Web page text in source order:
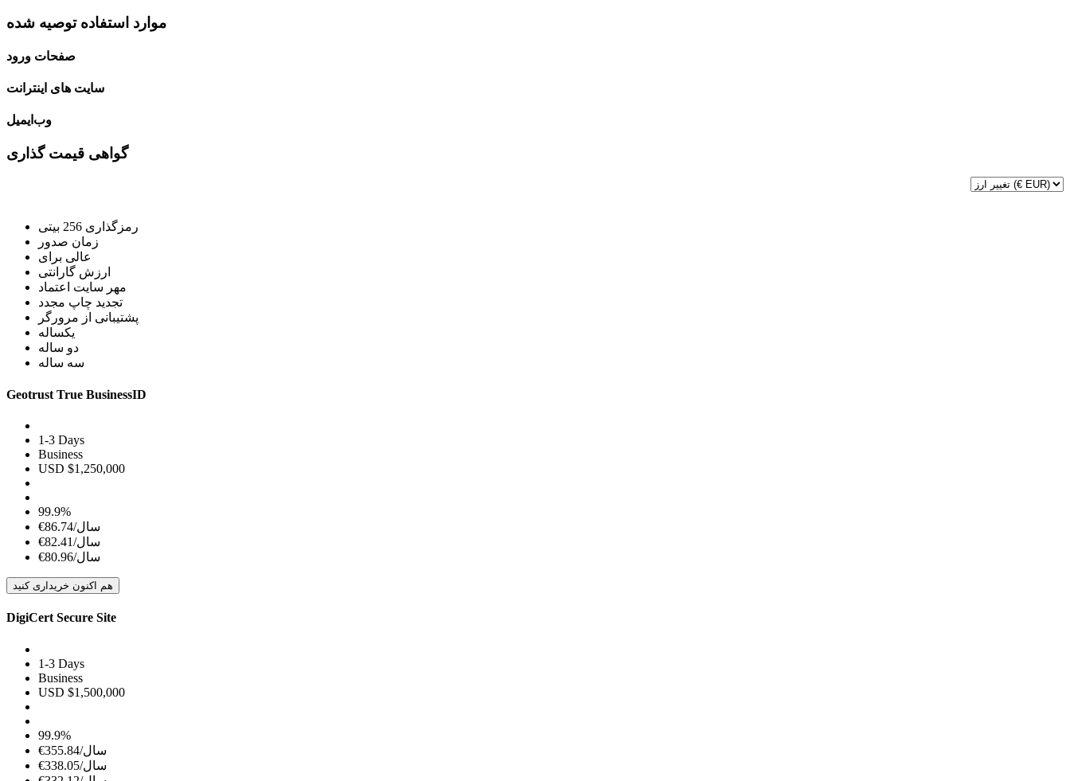
موارد استفاده توصیه شده
صفحات ورود
سایت های اینترانت
وب‌ایمیل
گواهی قیمت گذاری
رمزگذاری 256 بیتی
زمان صدور
عالی برای
ارزش گارانتی
مهر سایت اعتماد
تجدید چاپ مجدد
پشتیبانی از مرورگر
یکساله
دو ساله
سه ساله
Geotrust True BusinessID
1-3 Days
Business
USD $1,250,000
99.9%
€86.74/سال
€82.41/سال
€80.96/سال
هم اکنون خریداری کنید
DigiCert Secure Site
1-3 Days
Business
USD $1,500,000
99.9%
€355.84/سال
€338.05/سال